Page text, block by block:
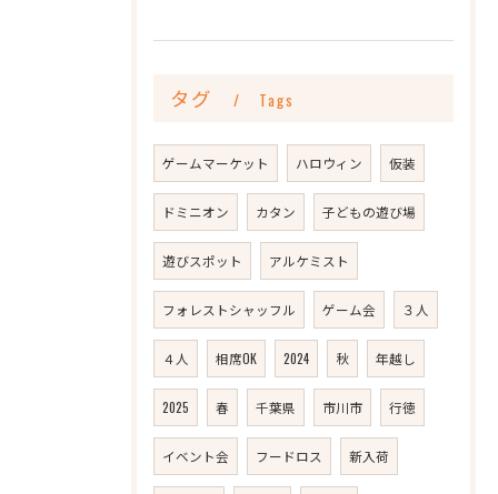
タグ Tags
ゲームマーケット ハロウィン 仮装
ドミニオン カタン 子どもの遊び場
遊びスポット アルケミスト
フォレストシャッフル ゲーム会 ３人
４人 相席OK 2024 秋 年越し
2025 春 千葉県 市川市 行徳
イベント会 フードロス 新入荷